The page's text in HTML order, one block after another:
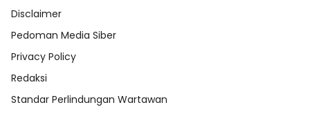
Disclaimer
Pedoman Media Siber
Privacy Policy
Redaksi
Standar Perlindungan Wartawan